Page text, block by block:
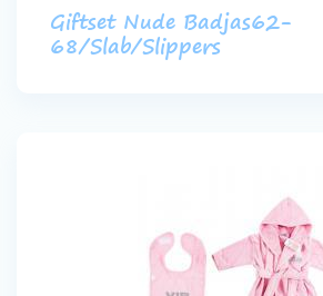
Giftset Nude Badjas62-
68/Slab/Slippers